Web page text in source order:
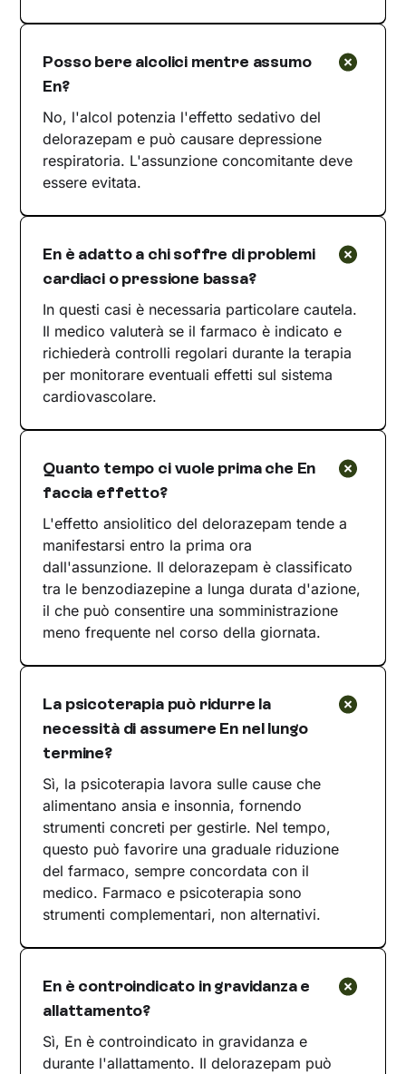
Posso bere alcolici mentre assumo
En?
No, l'alcol potenzia l'effetto sedativo del
delorazepam e può causare depressione
respiratoria. L'assunzione concomitante deve
essere evitata.
En è adatto a chi soffre di problemi
cardiaci o pressione bassa?
In questi casi è necessaria particolare cautela.
Il medico valuterà se il farmaco è indicato e
richiederà controlli regolari durante la terapia
per monitorare eventuali effetti sul sistema
cardiovascolare.
Quanto tempo ci vuole prima che En
faccia effetto?
L'effetto ansiolitico del delorazepam tende a
manifestarsi entro la prima ora
dall'assunzione. Il delorazepam è classificato
tra le benzodiazepine a lunga durata d'azione,
il che può consentire una somministrazione
meno frequente nel corso della giornata.
La psicoterapia può ridurre la
necessità di assumere En nel lungo
termine?
Sì, la psicoterapia lavora sulle cause che
alimentano ansia e insonnia, fornendo
strumenti concreti per gestirle. Nel tempo,
questo può favorire una graduale riduzione
del farmaco, sempre concordata con il
medico. Farmaco e psicoterapia sono
strumenti complementari, non alternativi.
En è controindicato in gravidanza e
allattamento?
Sì, En è controindicato in gravidanza e
durante l'allattamento. Il delorazepam può